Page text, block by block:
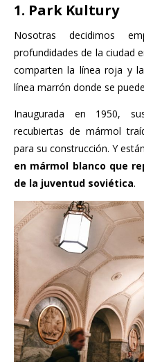
1. Park Kultury
Nosotras decidimos
profundidades de la ciudad
comparten la línea roja y
línea marrón donde se
Inaugurada en 1950,
recubiertas de mármol
para su construcción. Y
en mármol blanco que
de la juventud soviética.